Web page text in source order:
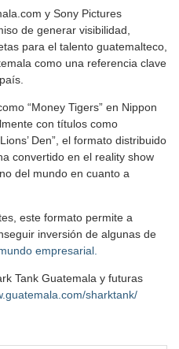
y Sony Pictures
de generar visibilidad,
para el talento guatemalteco,
como una referencia clave
“Money Tigers” en Nippon
con títulos como
Den”, el formato distribuido
convertido en el reality show
del mundo en cuanto a
este formato permite a
inversión de algunas de
empresarial.
Tank Guatemala y futuras
sharktank/